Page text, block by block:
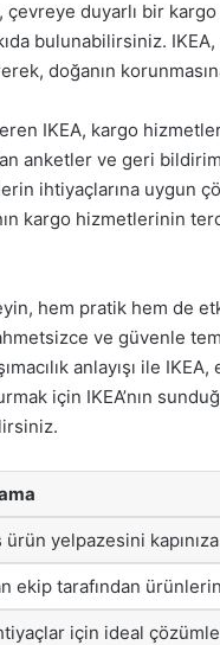
duyarlı bir
bulunabilirsiniz. IKEA,
doğanın
IKEA, kargo
anketler ve geri
ihtiyaçlarına uygun
kargo hizmetlerinin
hem pratik hem de
ve güvenle
anlayışı ile
için IKEA’nın
ürün yelpazesini
ekip tarafından
için ideal